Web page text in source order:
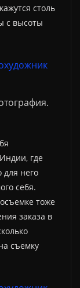
столь
с высоты
где
для него
себя.
тоже
заказа в
съемку